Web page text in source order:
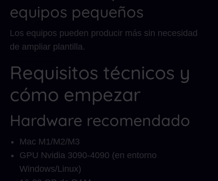
equipos pequeños
Los equipos pueden producir más sin necesidad
de ampliar plantilla.
Requisitos técnicos y
cómo empezar
Hardware recomendado
Mac M1/M2/M3
GPU Nvidia 3090-4090 (en entorno
Windows/Linux)